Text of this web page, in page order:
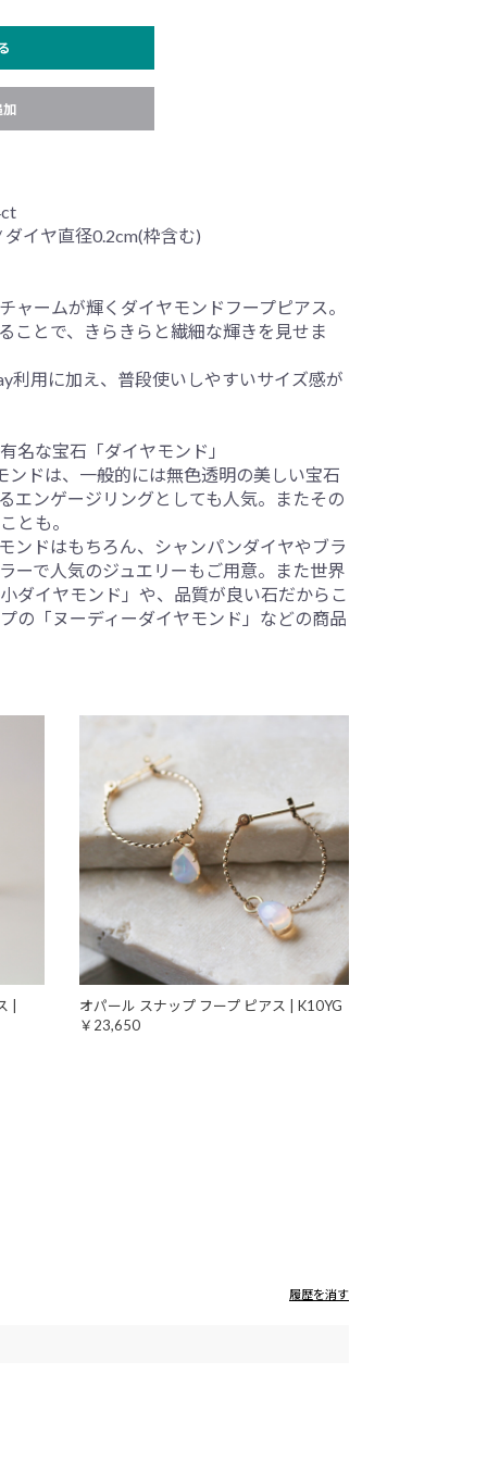
加
イヤ直径0.2cm(枠含む)
ャームが輝くダイヤモンドフープピアス。
ことで、きらきらと繊細な輝きを見せま
利用に加え、普段使いしやすいサイズ感が
名な宝石「ダイヤモンド」
ンドは、一般的には無色透明の美しい宝石
エンゲージリングとしても人気。またその
とも。
ンドはもちろん、シャンパンダイヤやブラ
ーで人気のジュエリーもご用意。また世界
ダイヤモンド」や、品質が良い石だからこ
の「ヌーディーダイヤモンド」などの商品
|
オパール スナップ フープ ピアス | K10YG
￥23,650
履歴を消す